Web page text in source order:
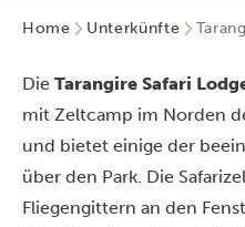
Home Unterkünfte
Die Tarangire Safari
mit Zeltcamp im Norden
und bietet einige der
über den Park. Die
Fliegengittern an den